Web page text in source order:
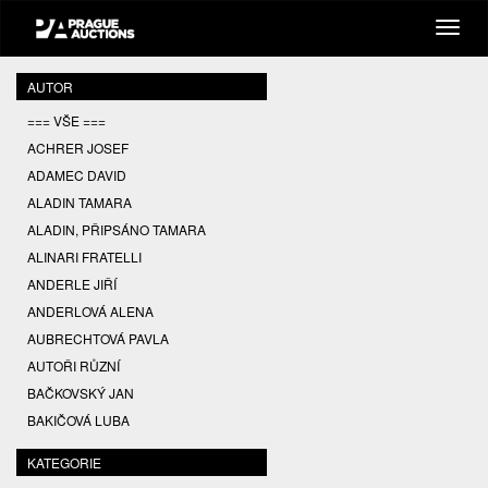
AUTOR
=== VŠE ===
ACHRER JOSEF
ADAMEC DAVID
ALADIN TAMARA
ALADIN, PŘIPSÁNO TAMARA
ALINARI FRATELLI
ANDERLE JIŘÍ
ANDERLOVÁ ALENA
AUBRECHTOVÁ PAVLA
AUTOŘI RŮZNÍ
BAČKOVSKÝ JAN
BAKIČOVÁ LUBA
BALCAR JIŘÍ
BALCAR KAREL
KATEGORIE